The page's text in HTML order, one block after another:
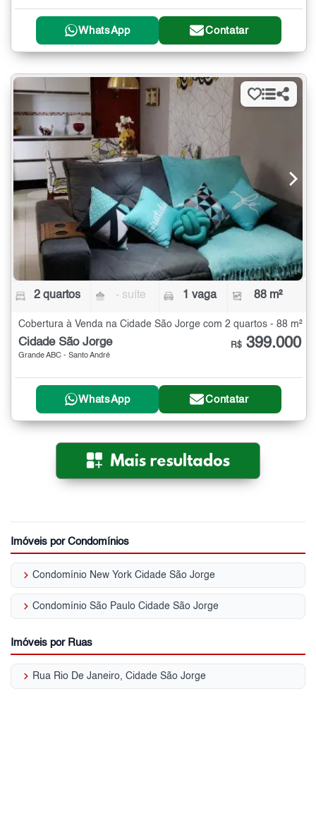
WhatsApp Contatar
2 quartos - suíte 1 vaga 88 m²
Cobertura à Venda na Cidade São Jorge com 2 quartos - 88 m²
Cidade São Jorge
Grande ABC - Santo André
R$ 399.000
WhatsApp Contatar
Imóveis por Condomínios
keyboard_arrow_right Condomínio New York Cidade São Jorge
keyboard_arrow_right Condomínio São Paulo Cidade São Jorge
Imóveis por Ruas
keyboard_arrow_right Rua Rio De Janeiro, Cidade São Jorge